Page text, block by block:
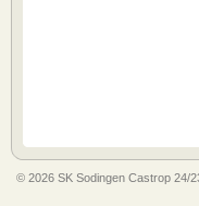
© 2026 SK Sodingen Castrop 24/